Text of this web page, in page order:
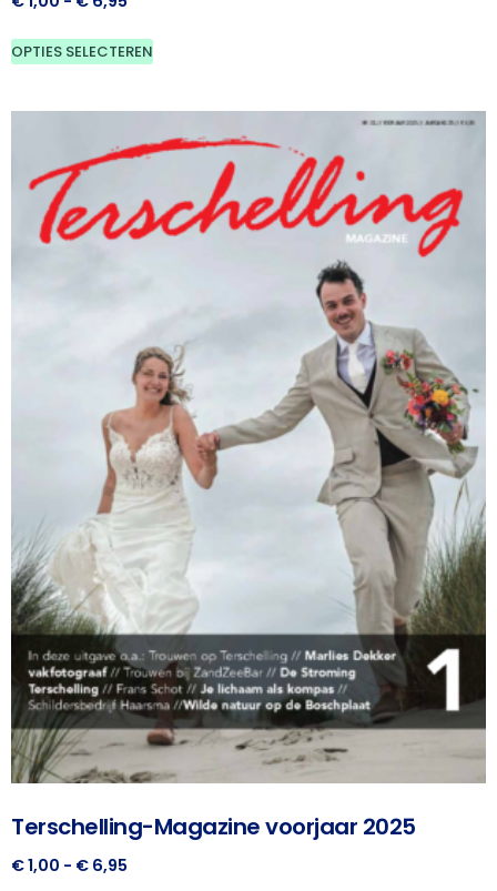
OPTIES SELECTEREN
Terschelling-Magazine voorjaar 2025
€1,00 - € 6,95